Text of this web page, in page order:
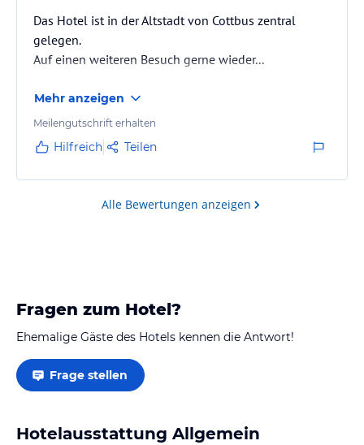
Das Hotel ist in der Altstadt von Cottbus zentral
gelegen.
Auf einen weiteren Besuch gerne wieder...
Mehr anzeigen
Meilengutschrift erhalten
Hilfreich Teilen
Alle Bewertungen anzeigen
Fragen zum Hotel?
Ehemalige Gäste des Hotels kennen die Antwort!
Frage stellen
Hotelausstattung Allgemein